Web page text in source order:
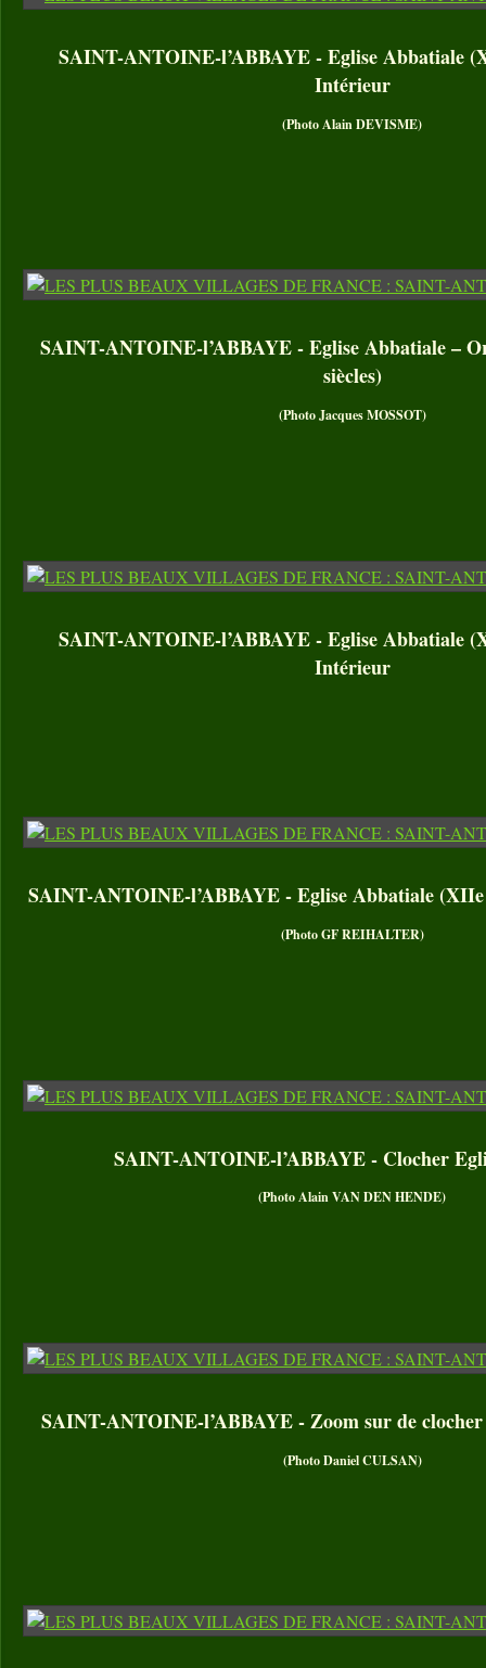
SAINT-ANTOINE-l’ABBAYE - Eglise Abbatiale
Intérieur
(Photo Alain DEVISME)
SAINT-ANTOINE-l’ABBAYE - Eglise Abbatiale –
siècles)
(Photo Jacques MOSSOT)
SAINT-ANTOINE-l’ABBAYE - Eglise Abbatiale
Intérieur
SAINT-ANTOINE-l’ABBAYE - Eglise Abbatiale
(Photo GF REIHALTER)
SAINT-ANTOINE-l’ABBAYE - Clocher
(Photo Alain VAN DEN HENDE)
SAINT-ANTOINE-l’ABBAYE - Zoom sur de
(Photo Daniel CULSAN)